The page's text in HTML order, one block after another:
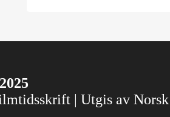
| Utgis av